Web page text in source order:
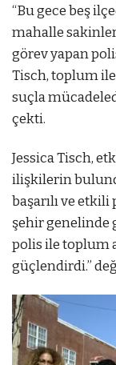
“Bu gece beş
mahalle
görev yapan
Tisch, toplum
suçla
çekti.
Jessica Tisch,
ilişkilerin
başarılı ve
şehir genelinde
polis ile toplum
güçlendirdi.”